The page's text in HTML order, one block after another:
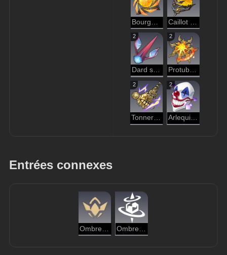
2
Dard sectionné de sirène
2
Protubérance solaire éclatante
2
Tonnerre grondant
2
Arlequin ricaneur
Entrées connexes